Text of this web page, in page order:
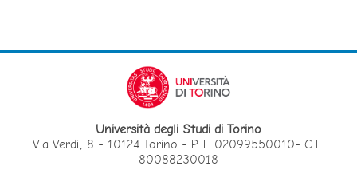
Università degli Studi di Torino
Via Verdi, 8 - 10124 Torino - P.I. 02099550010- C.F.
80088230018